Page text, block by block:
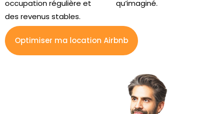
occupation régulière et
des revenus stables.
qu’imaginé.
Optimiser ma location Airbnb